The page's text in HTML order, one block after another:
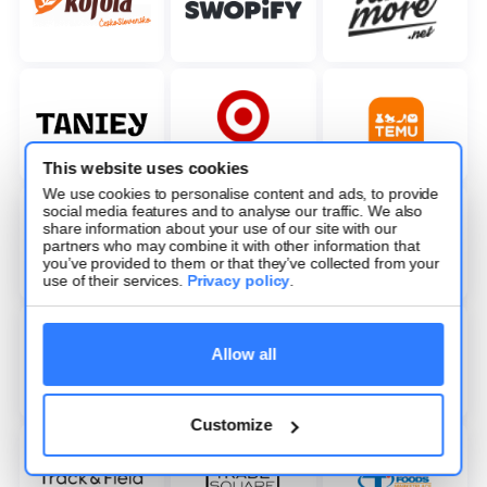
This website uses cookies
We use cookies to personalise content and ads, to provide
social media features and to analyse our traffic. We also
share information about your use of our site with our
partners who may combine it with other information that
you’ve provided to them or that they’ve collected from your
use of their services. Privacy policy.
Allow all
Customize